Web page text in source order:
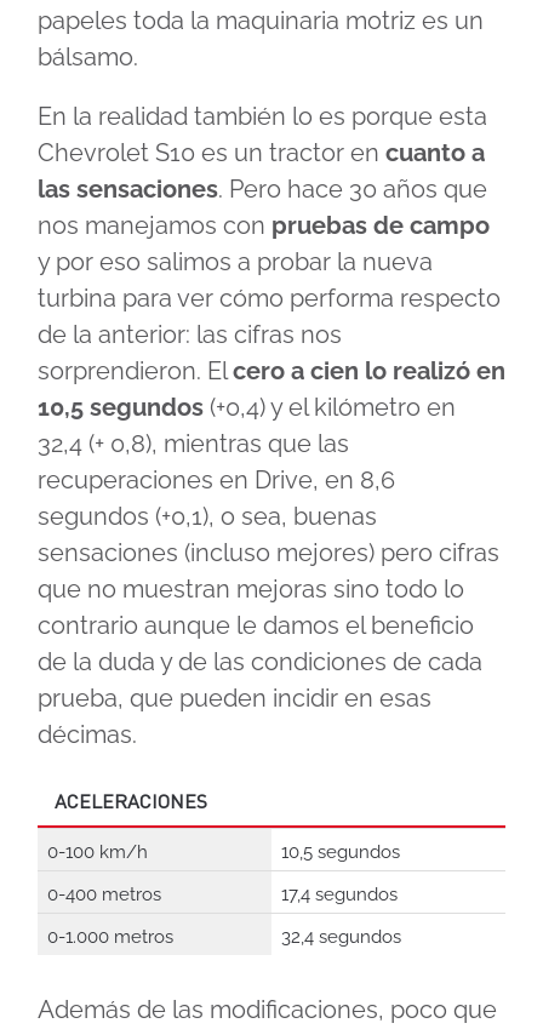
papeles toda la maquinaria motriz es un
bálsamo.
En la realidad también lo es porque esta
Chevrolet S10 es un tractor en cuanto a
las sensaciones. Pero hace 30 años que
nos manejamos con pruebas de campo
y por eso salimos a probar la nueva
turbina para ver cómo performa respecto
de la anterior: las cifras nos
sorprendieron. Elcero a cien lo realizó en
10,5 segundos (+0,4) y el kilómetro en
32,4 (+ 0,8), mientras que las
recuperaciones en Drive, en 8,6
segundos (+0,1), o sea, buenas
sensaciones (incluso mejores) pero cifras
que no muestran mejoras sino todo lo
contrario aunque le damos el beneficio
de la duda y de las condiciones de cada
prueba, que pueden incidir en esas
décimas.
ACELERACIONES
0-100 km/h
10,5 segundos
0-400 metros
17,4 segundos
0-1.000 metros
32,4 segundos
Además de las modificaciones, poco que